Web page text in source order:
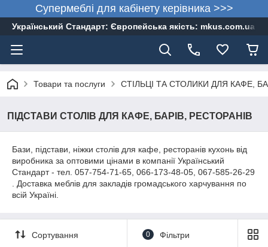
Супермеблі для кабінету керівника >>>
Український Стандарт: Європейська якість: mkus.com.ua
Товари та послуги СТІЛЬЦІ ТА СТОЛИКИ ДЛЯ КАФЕ,
ПІДСТАВИ СТОЛІВ ДЛЯ КАФЕ, БАРІВ, РЕСТОРАНІВ
Бази, підстави, ніжки столів для кафе, ресторанів кухонь від
виробника за оптовими цінами в компанії Український
Стандарт - тел. 057-754-71-65, 066-173-48-05, 067-585-26-29
. Доставка меблів для закладів громадського харчування по
всій Україні.
Сортування 0 Фільтри